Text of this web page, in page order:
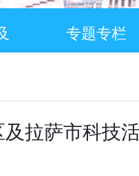
专题专栏
拉萨市科技